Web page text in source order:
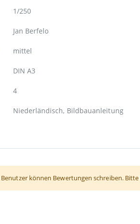
1/250
Jan Berfelo
mittel
DIN A3
4
Niederländisch, Bildbauanleitung
können Bewertungen schreiben. Bitte